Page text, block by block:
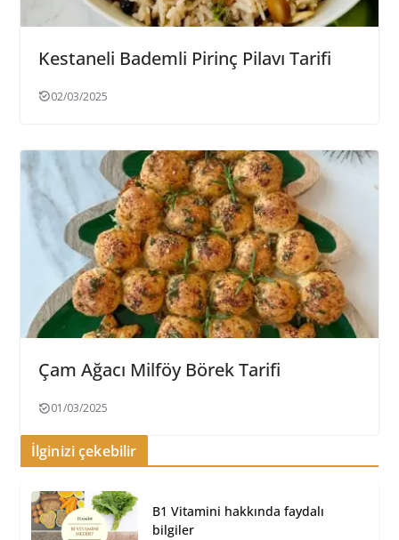
Kestaneli Bademli Pirinç Pilavı Tarifi
02/03/2025
Çam Ağacı Milföy Börek Tarifi
01/03/2025
İlginizi çekebilir
B1 Vitamini hakkında faydalı
bilgiler